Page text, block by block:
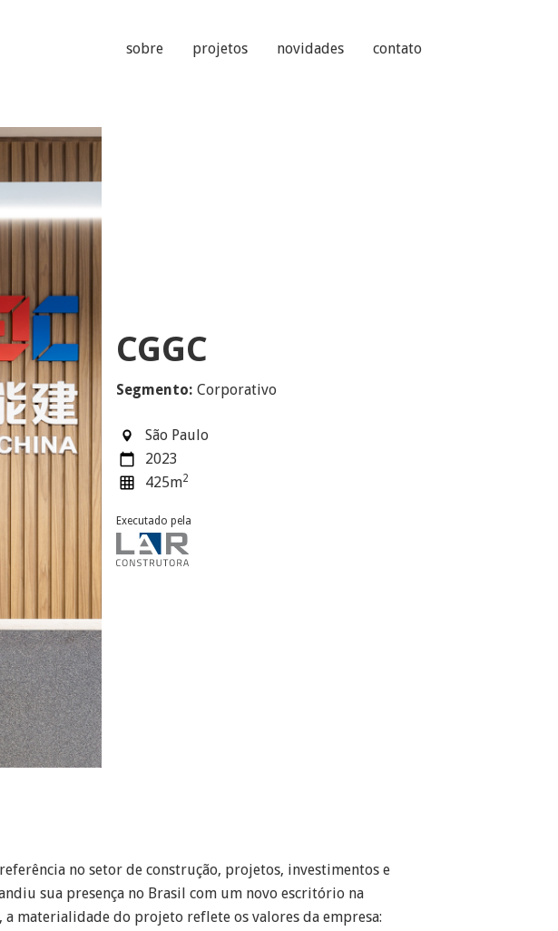
sobre projetos novidades contato
CGGC
Segmento: Corporativo
São Paulo
2023
425m2
Executado pela
no setor de construção, projetos, investimentos e
sua presença no Brasil com um novo escritório na
materialidade do projeto reflete os valores da empresa: